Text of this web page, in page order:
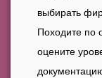
выбирать
Походите по
оцените